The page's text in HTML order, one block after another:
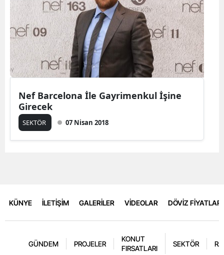
Nef Barcelona İle Gayrimenkul İşine
Girecek
SEKTÖR 07 Nisan 2018
KÜNYE İLETİŞİM GALERİLER VİDEOLAR DÖVİZ FİYATLARI
GÜNDEM PROJELER
KONUT
FIRSATLARI
SEKTÖR